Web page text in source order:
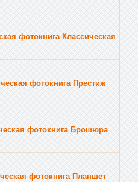
фотокнига Классическая
фотокнига Престиж
фотокнига Брошюра
фотокнига Планшет